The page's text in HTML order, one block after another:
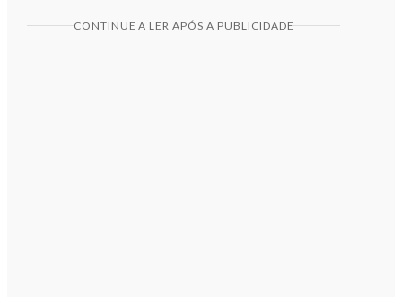
CONTINUE A LER APÓS A PUBLICIDADE